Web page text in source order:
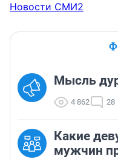
Новости СМИ2
Мысль
4 862 28
Какие
мужчин